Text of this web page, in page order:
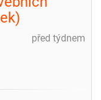
před týdnem